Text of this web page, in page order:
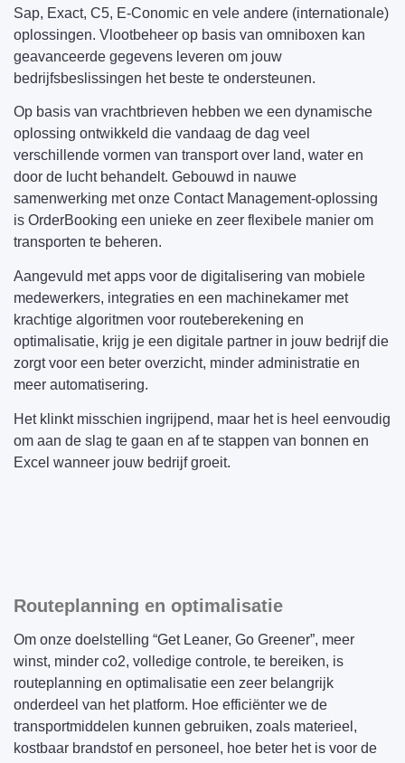
Sap, Exact, C5, E-Conomic en vele andere (internationale)
oplossingen. Vlootbeheer op basis van omniboxen kan
geavanceerde gegevens leveren om jouw
bedrijfsbeslissingen het beste te ondersteunen.
Op basis van vrachtbrieven hebben we een dynamische
oplossing ontwikkeld die vandaag de dag veel
verschillende vormen van transport over land, water en
door de lucht behandelt. Gebouwd in nauwe
samenwerking met onze Contact Management-oplossing
is OrderBooking een unieke en zeer flexibele manier om
transporten te beheren.
Aangevuld met apps voor de digitalisering van mobiele
medewerkers, integraties en een machinekamer met
krachtige algoritmen voor routeberekening en
optimalisatie, krijg je een digitale partner in jouw bedrijf die
zorgt voor een beter overzicht, minder administratie en
meer automatisering.
Het klinkt misschien ingrijpend, maar het is heel eenvoudig
om aan de slag te gaan en af te stappen van bonnen en
Excel wanneer jouw bedrijf groeit.
Routeplanning en optimalisatie
Om onze doelstelling “Get Leaner, Go Greener”, meer
winst, minder co2, volledige controle, te bereiken, is
routeplanning en optimalisatie een zeer belangrijk
onderdeel van het platform. Hoe efficiënter we de
transportmiddelen kunnen gebruiken, zoals materieel,
kostbaar brandstof en personeel, hoe beter het is voor de